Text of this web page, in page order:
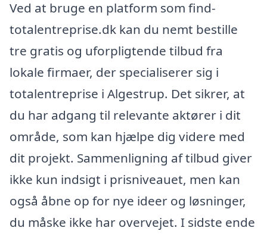
Ved at bruge en platform som find-
totalentreprise.dk kan du nemt bestille
tre gratis og uforpligtende tilbud fra
lokale firmaer, der specialiserer sig i
totalentreprise i Algestrup. Det sikrer, at
du har adgang til relevante aktører i dit
område, som kan hjælpe dig videre med
dit projekt. Sammenligning af tilbud giver
ikke kun indsigt i prisniveauet, men kan
også åbne op for nye ideer og løsninger,
du måske ikke har overvejet. I sidste ende